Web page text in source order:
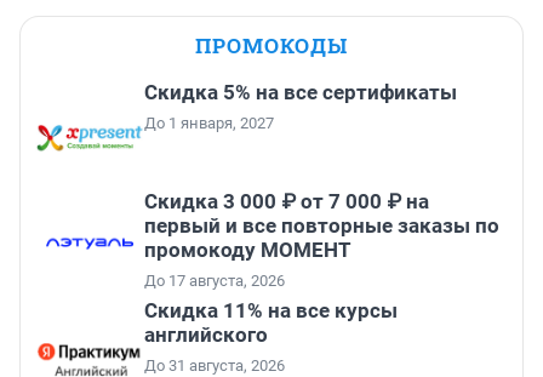
ПРОМОКОДЫ
Скидка 5% на все сертификаты
До 1 января, 2027
Скидка 3 000 ₽ от 7 000 ₽ на
первый и все повторные заказы по
промокоду МОМЕНТ
До 17 августа, 2026
Скидка 11% на все курсы
английского
До 31 августа, 2026